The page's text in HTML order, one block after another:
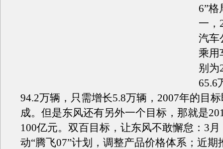
6”格
一，
汽车
乘用
别为
65.6
94.2万辆，只需增长5.8万辆，2007年的目
成。但是东风还有另外一个目标，那就是
100亿元。双百目标，让东风不敢懈怠：3月
动“腾飞07”计划，调整产品价格体系；近期